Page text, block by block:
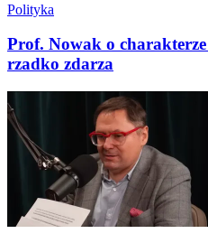
Polityka
Prof. Nowak o
rzadko zdarza